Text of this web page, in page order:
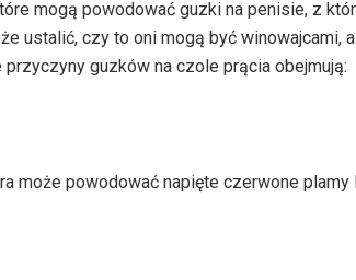
mogą powodować guzki na penisie, z
ustalić, czy to oni mogą być winowajcami,
guzków na czole prącia obejmują:
może powodować napięte czerwone plamy